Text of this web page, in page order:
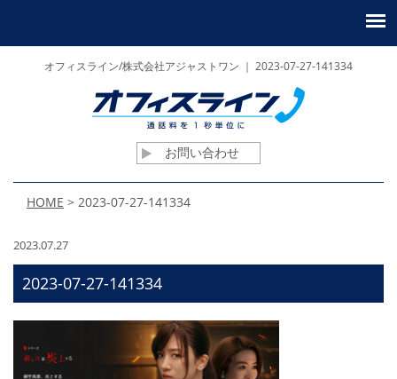
オフィスライン/株式会社アジャストワン ｜ 2023-07-27-141334
お問い合わせ
HOME > 2023-07-27-141334
2023.07.27
2023-07-27-141334